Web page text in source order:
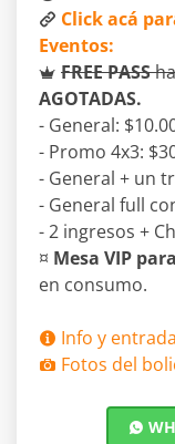
Click acá
Eventos:
FREE PASS
AGOTADAS.
- General:
- Promo 4x3:
- General + un
- General full
- 2 ingresos +
¤ Mesa VIP
en consumo.
Info y
Fotos del